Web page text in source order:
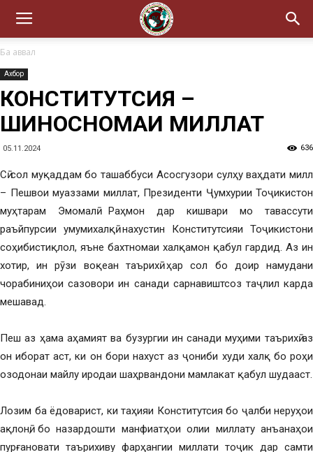
Ба аввал
Ахбор
КОНСТИТУТСИЯ –
ШИНОСНОМАИ МИЛЛАТ
05.11.2024 636
Сӣ сол муқаддам бо ташаббуси Асосгузори сулҳу ваҳдати миллӣ
– Пешвои муаззами миллат, Президенти Ҷумхурии Тоҷикистон
муҳтарам Эмомалӣ Раҳмон дар кишвари мо тавассути
раъйпурсии умумихалқӣ нахустин Конститутсияи Тоҷикистони
соҳибистиқлол, яъне бахтномаи халқамон қабул гардид. Аз ин
хотир, ин рӯзи воқеан таърихӣ ҳар сол бо доир намудани
чорабиниҳои сазовори ин санади сарнавиштсоз таҷлил карда
мешавад.
Пеш аз ҳама аҳамият ва бузургии ин санади муҳими таърихӣ аз
он иборат аст, ки он бори нахуст аз ҷониби худи халқ бо роҳи
озодонаи майлу иродаи шаҳрвандони мамлакат қабул шудааст.
Лозим ба ёдоварист, ки таҳияи Конститутсия бо ҷалби неруҳои
ақлонӣ, бо назардошти манфиатҳои олии миллату анъанаҳои
пурғановати таърихиву фарҳангии миллати тоҷик дар самти